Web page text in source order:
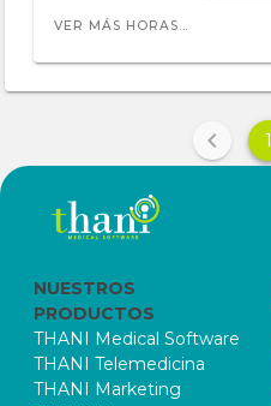
VER MÁS HORAS...
1
NUESTROS
PRODUCTOS
THANI Medical Software
THANI Telemedicina
THANI Marketing